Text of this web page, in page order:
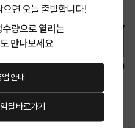
으면 오늘 출발합니다!
수량으로 열리는
만나보세요
안내
딜 바로가기